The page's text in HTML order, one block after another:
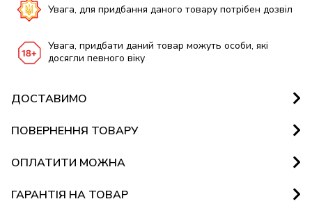
Увага, для придбання даного товару потрібен дозвіл
Увага, придбати даний товар можуть особи, які
досягли певного віку
ДОСТАВИМО
ПОВЕРНЕННЯ ТОВАРУ
ОПЛАТИТИ МОЖНА
ГАРАНТІЯ НА ТОВАР